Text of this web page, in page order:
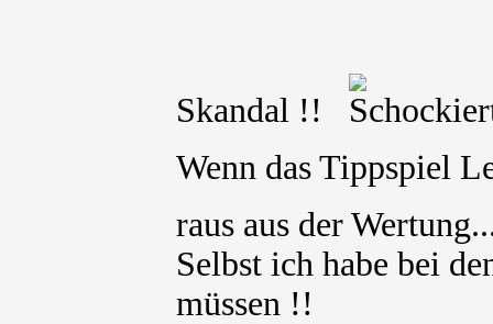
Skandal !!
Wenn das Tippspiel
raus aus der
Selbst ich habe bei
müssen !!